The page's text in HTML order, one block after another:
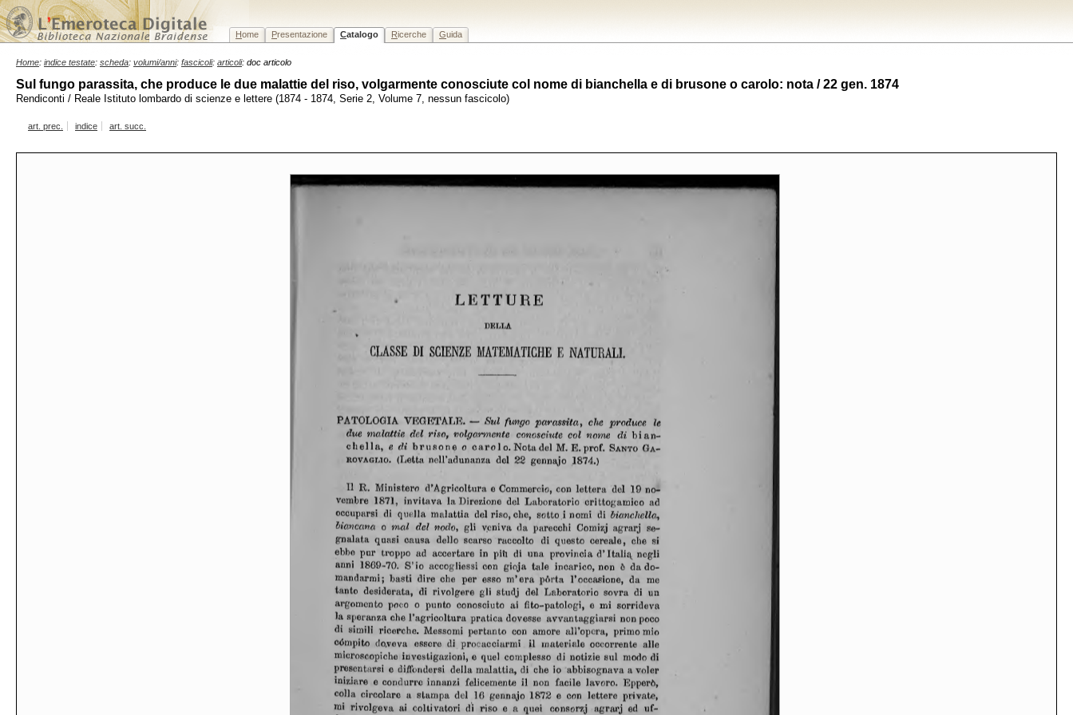
Home Presentazione Catalogo Ricerche Guida
Home: indice testate: scheda: volumi/anni: fascicoli: articoli: doc articolo
Sul fungo parassita, che produce le due malattie del riso, volgarmente conosciute col nome di bianchella e di brusone o carolo: nota / 22 gen. 1874
Rendiconti / Reale Istituto lombardo di scienze e lettere (1874 - 1874, Serie 2, Volume 7, nessun fascicolo)
art. prec. indice art. succ.